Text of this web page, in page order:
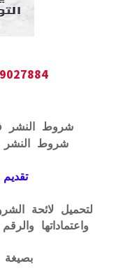
شروط
شروط
لتحميل لائحة
بصيغة pdf الرابط أسفله: